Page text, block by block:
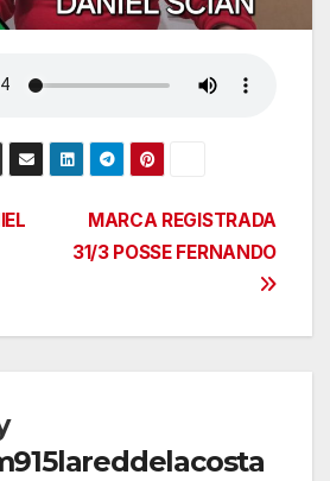
MARCA REGISTRADA
31/3 POSSE FERNANDO